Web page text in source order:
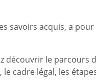
savoirs acquis, a
découvrir le
cadre légal, les